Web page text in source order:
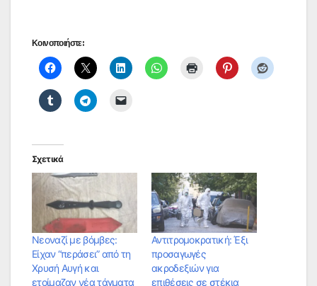
Κοινοποιήστε:
Σχετικά
Νεοναζί με βόμβες:
Είχαν “περάσει” από τη
Χρυσή Αυγή και
ετοίμαζαν νέα τάγματα
Αντιτρομοκρατική: Έξι
προσαγωγές
ακροδεξιών για
επιθέσεις σε στέκια